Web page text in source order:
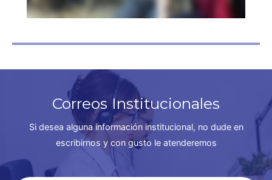
Correos Institucionales
Si desea alguna información institucional, no dude en
escribirnos y con gusto le atenderemos